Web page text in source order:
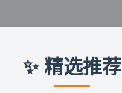
✨ 精选推荐